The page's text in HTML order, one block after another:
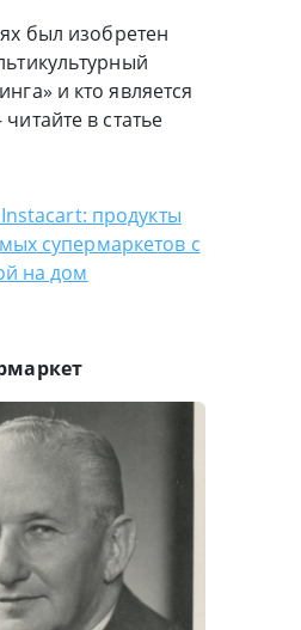
был изобретен
и кто является
в статье
продукты
супермаркетов с
на дом